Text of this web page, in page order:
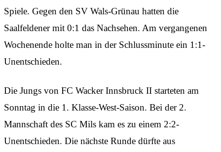
Spiele. Gegen den SV Wals-Grünau hatten die
Saalfeldener mit 0:1 das Nachsehen. Am vergangenen
Wochenende holte man in der Schlussminute ein 1:1-
Unentschieden.
Die Jungs von FC Wacker Innsbruck II starteten am
Sonntag in die 1. Klasse-West-Saison. Bei der 2.
Mannschaft des SC Mils kam es zu einem 2:2-
Unentschieden. Die nächste Runde dürfte aus